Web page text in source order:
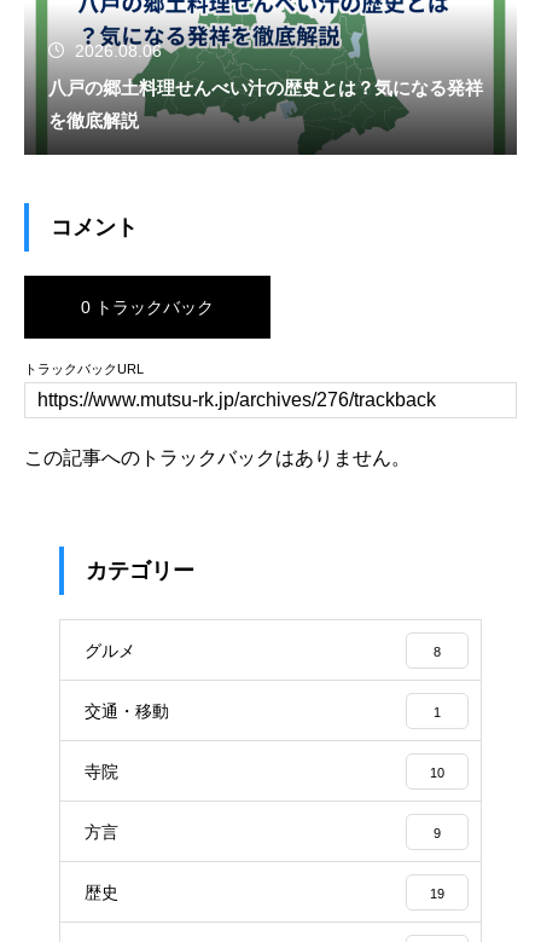
2026.08.06
八戸の郷土料理せんべい汁の歴史とは？気になる発祥
を徹底解説
コメント
0 トラックバック
トラックバックURL
この記事へのトラックバックはありません。
カテゴリー
グルメ 8
交通・移動 1
寺院 10
方言 9
歴史 19